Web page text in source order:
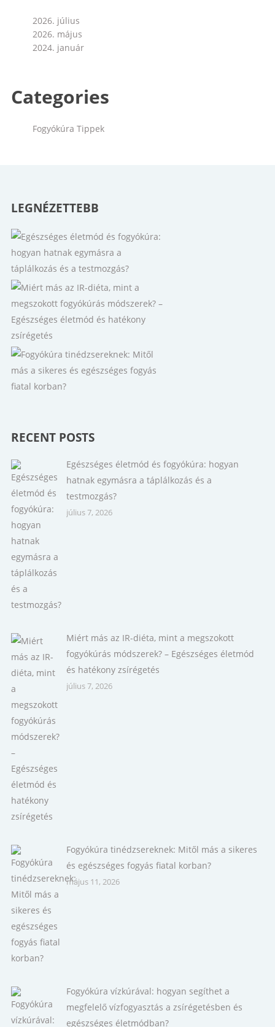
2026. július
2026. május
2024. január
Categories
Fogyókúra Tippek
LEGNÉZETTEBB
RECENT POSTS
Egészséges életmód és fogyókúra: hogyan
hatnak egymásra a táplálkozás és a
testmozgás?
július 7, 2026
Miért más az IR-diéta, mint a megszokott
fogyókúrás módszerek? – Egészséges életmód
és hatékony zsírégetés
július 7, 2026
Fogyókúra tinédzsereknek: Mitől más a sikeres
és egészséges fogyás fiatal korban?
május 11, 2026
Fogyókúra vízkúrával: hogyan segíthet a
megfelelő vízfogyasztás a zsírégetésben és
egészséges életmódban?